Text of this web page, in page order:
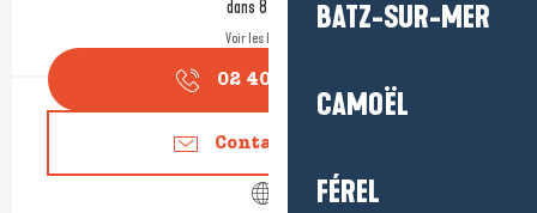
BATZ-SUR-MER
CAMOËL
FÉREL
dans 8 heures
Voir les horaires
02 40 45 96
Contactez-nous